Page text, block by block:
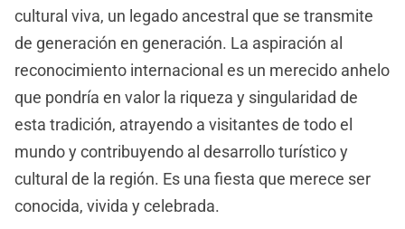
cultural viva, un legado ancestral que se transmite
de generación en generación. La aspiración al
reconocimiento internacional es un merecido anhelo
que pondría en valor la riqueza y singularidad de
esta tradición, atrayendo a visitantes de todo el
mundo y contribuyendo al desarrollo turístico y
cultural de la región. Es una fiesta que merece ser
conocida, vivida y celebrada.